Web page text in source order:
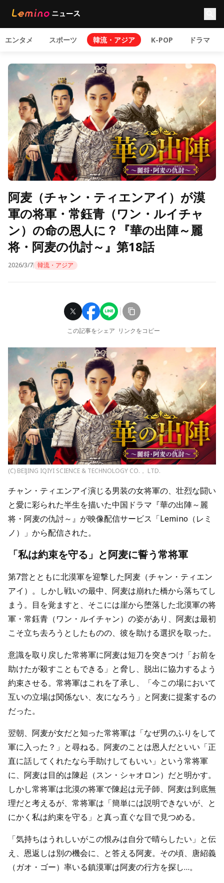
エンタメ スポーツ 韓流・アジア K-POP ドラマ
阿麦（チャン・ティエンアイ）が漠
軍の将軍・常鈺青（ワン・ルイチャ
ン）の命の恩人に？『華の出陣～麗
将・阿麦の仇討～』第18話
2026/3/7 韓流・アジア
この記事をシェア リンクをコピー
(C) BEIJING IQIYI SCIENCE & TECHNOLOGY CO.， LTD.
チャン・ティエンアイ演じる男装の女将軍の、壮烈な闘い
と愛に彩られた半生を描いた中国ドラマ『華の出陣～麗
将・阿麦の仇討～』が映像配信サービス「Lemino（レミ
ノ）」から配信された。
「私は約束を守る」と阿麦に誓う常将軍
第7営とともに北漠軍を迎撃した阿麦（チャン・ティエン
アイ）。しかし戦いの最中、阿麦は崩れた橋から落ちてし
まう。目を覚ますと、そこには崖から堕落した北漠軍の将
軍・常鈺青（ワン・ルイチャン）の姿があり、阿麦は最初
こそ立ち去ろうとしたものの、彼を助ける選択を取った。
意識を取り戻した常将軍に阿麦は短刀を突きつけ「お前を
助けたが殺すこともできる」と脅し、脱出に協力するよう
約束させる。常将軍はこれを了承し、「今この場において
互いの立場は関係ない、友になろう」と阿麦に提案するの
だった。
翌朝、阿麦が女だと知った常将軍は「なぜ男のふりをして
軍に入った？」と尋ねる。阿麦のことは恩人だといい「正
直に話してくれたなら手助けしてもいい」という常将軍
に、阿麦は目的は陳起（スン・シャオロン）だと明かす。
しかし常将軍は北漠の将軍で陳起は元子師、阿麦は到底無
理だと考えるが、常将軍は「簡単には説明できないが、と
にかく私は約束を守る」と真っ直ぐな目で見つめる。
「気持ちはうれしいがこの恨みは自分で晴らしたい」と伝
え、恩返しは別の機会に、と答える阿麦。その頃、唐紹義
（ガオ・ゴー）率いる鎮漠軍は阿麦の行方を探し…。